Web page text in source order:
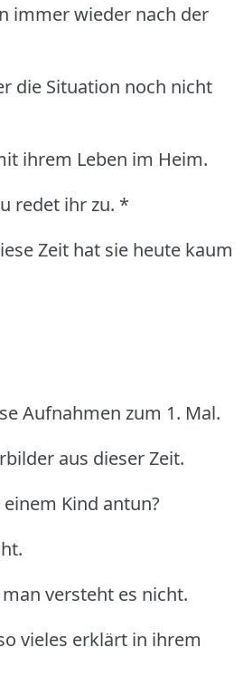
immer wieder nach der
die Situation noch nicht
ihrem Leben im Heim.
redet ihr zu. *
Zeit hat sie heute kaum
Aufnahmen zum 1. Mal.
aus dieser Zeit.
Kind antun?
versteht es nicht.
vieles erklärt in ihrem